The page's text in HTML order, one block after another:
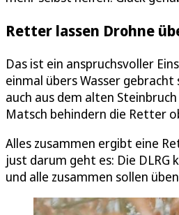
Retter lassen Drohne
Das ist ein anspruchsvoller
einmal übers Wasser
auch aus dem alten
Matsch behindern die Retter
Alles zusammen ergibt eine
just darum geht es: Die
und alle zusammen sollen